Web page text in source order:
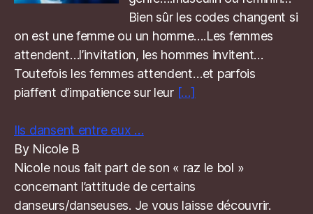
Bien sûr les codes changent si
on est une femme ou un homme….Les femmes
attendent…l’invitation, les hommes invitent…
Toutefois les femmes attendent…et parfois
piaffent d’impatience sur leur […]
Ils dansent entre eux …
By Nicole B
Nicole nous fait part de son « raz le bol »
concernant l’attitude de certains
danseurs/danseuses. Je vous laisse découvrir.